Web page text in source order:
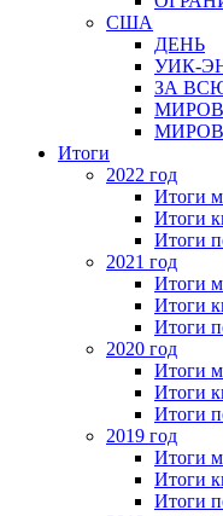
США
ДЕНЬ
УИК-
ЗА
Итоги
2022 год
Итоги
Итоги
Итоги
2021 год
Итоги
Итоги
Итоги
2020 год
Итоги
Итоги
Итоги
2019 год
Итоги
Итоги
Итоги